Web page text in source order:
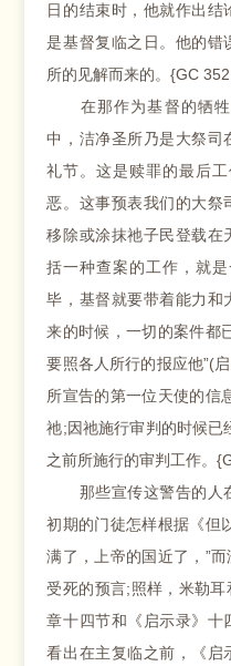
日的结束时，他就作出
是基督复临之日。他的错
所的见解而来的。{GC
在那作为基督的牺牲
中，洁净圣所乃是大祭司
礼节。这是赎罪的最后
恶。这事预表我们的大祭
移除或涂抹祂子民登载在
括一种查案的工作，就
毕，基督就要带着能力和
来的时候，一切的案件都
要照各人所行的报应他”(
所宣告的第一位天使的信
祂;因祂施行审判的时候已
之前所施行的审判工作。
那些宣传这警告的人在
初期的门徒怎样根据《但
满了，上帝的国近了，”
受死的预言;照样，米勒
章十四节和《启示录》十
看出在主复临之前，《启